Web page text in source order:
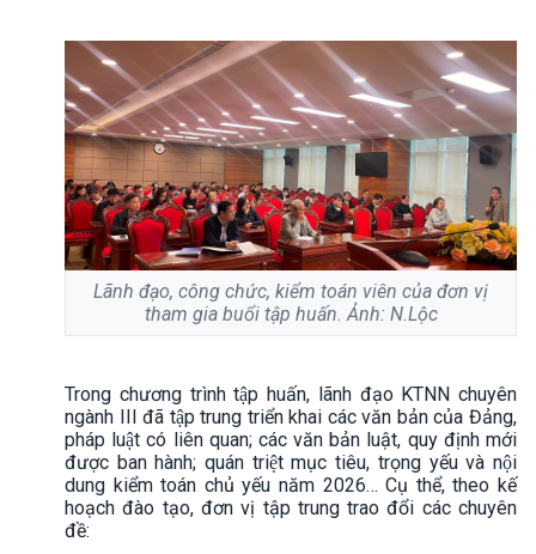
Lãnh đạo, công chức, kiểm toán viên của đơn vị
tham gia buổi tập huấn. Ảnh: N.Lộc
Trong chương trình tập huấn, lãnh đạo KTNN chuyên
ngành III đã tập trung triển khai các văn bản của Đảng,
pháp luật có liên quan; các văn bản luật, quy định mới
được ban hành; quán triệt mục tiêu, trọng yếu và nội
dung kiểm toán chủ yếu năm 2026… Cụ thể, theo kế
hoạch đào tạo, đơn vị tập trung trao đổi các chuyên
đề: